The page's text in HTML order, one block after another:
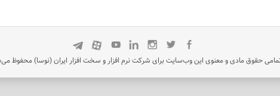
حقوق مادی و معنوی این وب‌سایت برای شرکت نرم افزار و سخت افزار ایران (نوسا) محفوظ